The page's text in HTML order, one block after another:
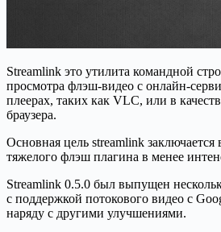
Streamlink это утилита командной
просмотра флэш-видео с онлайн-
плеерах, таких как VLC, или в
браузера.
Основная цель streamlink заключается
тяжелого флэш плагина в менее
Streamlink 0.5.0 был выпущен
с поддержкой потокового видео с
наряду с другими улучшениями.